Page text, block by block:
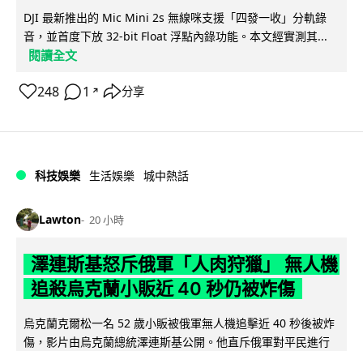
DJI 最新推出的 Mic Mini 2s 無線咪支援「四發一收」分軌錄
音，並首度下放 32-bit Float 浮點內錄功能。本文經實測其...
閱讀全文
248 1 ↗ 分享
科技娛樂 生活娛樂 城中熱話
Lawton 20 小時
澤連斯基怒斥俄軍「人肉狩獵」 無人機
追殺烏克蘭小販近 40 秒仍被炸傷
烏克蘭克爾松一名 52 歲小販被俄軍無人機追擊近 40 秒後被炸
傷，影片由烏克蘭總統澤連斯基公開。他直斥俄軍對平民進行